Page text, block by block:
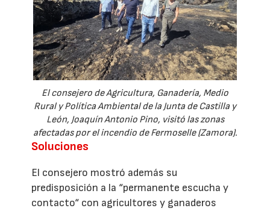
El consejero de Agricultura, Ganadería, Medio
Rural y Política Ambiental de la Junta de Castilla y
León, Joaquín Antonio Pino, visitó las zonas
afectadas por el incendio de Fermoselle (Zamora).
Soluciones
El consejero mostró además su
predisposición a la “permanente escucha y
contacto“ con agricultores y ganaderos